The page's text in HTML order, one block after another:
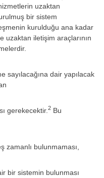
uzaktan
bir sistem
kurulduğu ana kadar
iletişim araçlarının
sayılacağına dair yapılacak
gerekecektir. 2 Bu
zamanlı bulunmaması,
bir sistemin bulunması